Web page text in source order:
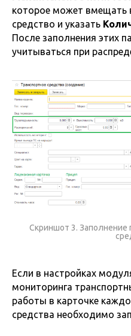
которое может вмещать
средство и указать
После заполнения этих
учитываться при
Скриншот 3. Заполнение
Если в настройках
мониторинга
работы в карточке
средства необходимо